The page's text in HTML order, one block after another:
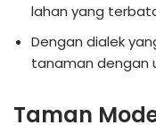
lahan yang
Dengan dialek
tanaman dengan
Taman